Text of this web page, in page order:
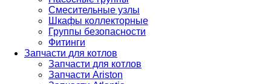
Смесительные узлы
Шкафы коллекторные
Группы безопасности
Фитинги
Запчасти для котлов
Запчасти для котлов
Запчасти Ariston